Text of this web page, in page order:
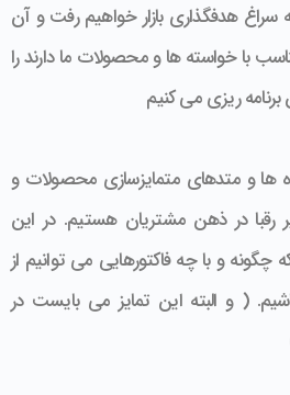
هدفگذاری بازار خواهیم رفت و آن
با خواسته ها و محصولات ما دارند را
ریزی می کنیم
ها و متدهای متمایزسازی محصولات و
رقبا در ذهن مشتریان هستیم. در این
چگونه و با چه فاکتورهایی می توانیم از
( و البته این تمایز می بایست در